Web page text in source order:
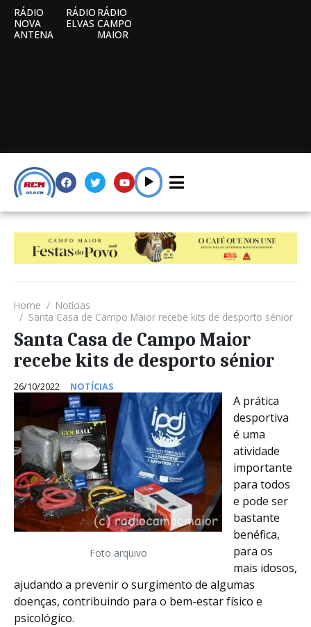
RÁDIO
NOVA
ANTENA
RÁDIO
ELVAS
RÁDIO
CAMPO
MAIOR
Home
Notícias
Santa Casa de Campo Maior recebe kits de desporto sénior
Santa Casa de Campo Maior
recebe kits de desporto sénior
26/10/2022 NOTÍCIAS
Foto arquivo
A prática
desportiva
é uma
atividade
importante
para todos
e pode ser
bastante
benéfica,
para os
mais idosos,
ajudando a prevenir o surgimento de algumas
doenças, contribuindo para o bem-estar físico e
psicológico.